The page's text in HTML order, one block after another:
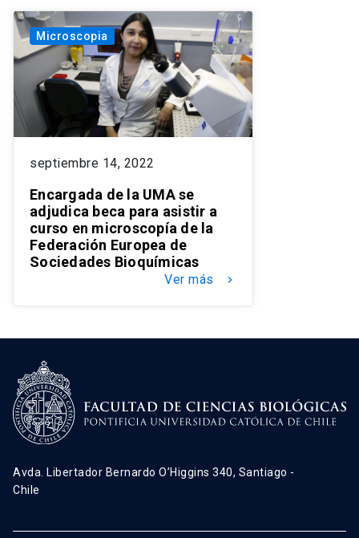
Microscopia
septiembre 14, 2022
Encargada de la UMA se
adjudica beca para asistir a
curso en microscopía de la
Federación Europea de
Sociedades Bioquímicas
Ver más keyboard_arrow_right
Avda. Libertador Bernardo O’Higgins 340, Santiago -
Chile